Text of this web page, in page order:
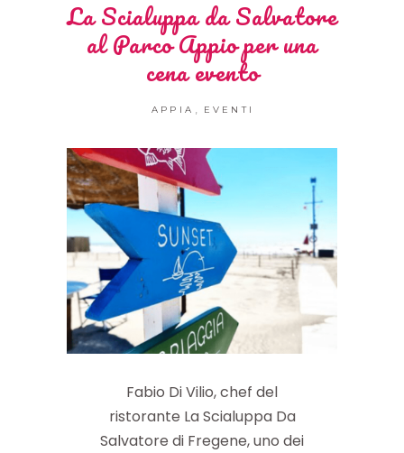
La Scialuppa da Salvatore
al Parco Appio per una
cena evento
APPIA EVENTI
Fabio Di Vilio, chef del
ristorante La Scialuppa Da
Salvatore di Fregene, uno dei